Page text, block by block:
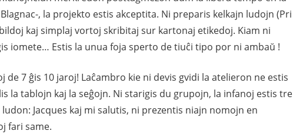
, la projekto estis akceptita. Ni preparis kelkajn ludojn (Pri
kaj simplaj vortoj skribitaj sur kartonaj etikedoj. Kiam ni
iomete… Estis la unua foja sperto de tiuĉi tipo por ni ambaŭ !
de 7 ĝis 10 jaroj! Laĉambro kie ni devis gvidi la atelieron ne estis
la tablojn kaj la seĝojn. Ni starigis du grupojn, la infanoj estis tre
Jacques kaj mi salutis, ni prezentis niajn nomojn en
fari same.